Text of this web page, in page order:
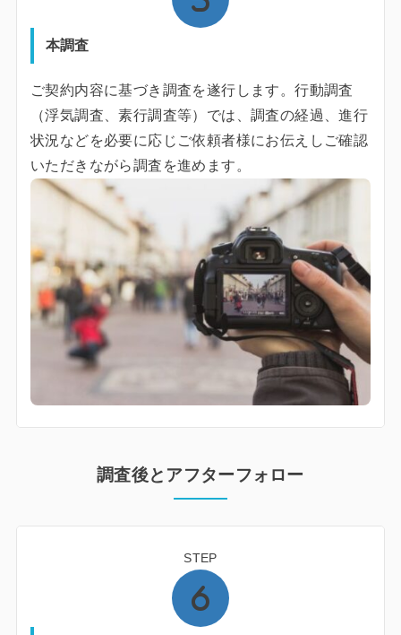
本調査
ご契約内容に基づき調査を遂行します。行動調査
（浮気調査、素行調査等）では、調査の経過、進行
状況などを必要に応じご依頼者様にお伝えしご確認
いただきながら調査を進めます。
調査後とアフターフォロー
STEP